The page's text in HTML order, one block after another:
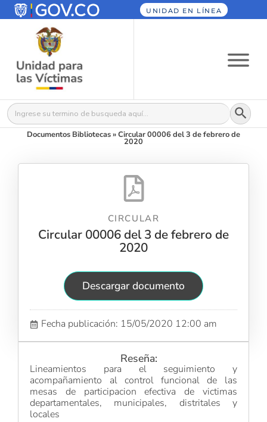
UNIDAD EN LÍNEA
Buscar: Botón
Documentos Bibliotecas»Circular 00006 del 3 de febrero de
2020
CIRCULAR
Circular 00006 del 3 de febrero de
2020
Descargar documento
Fecha publicación: 15/05/2020 12:00 am
Reseña:
Lineamientos para el seguimiento y
acompañamiento al control funcional de las
mesas de participacion efectiva de victimas
departamentales, municipales, distritales y
locales